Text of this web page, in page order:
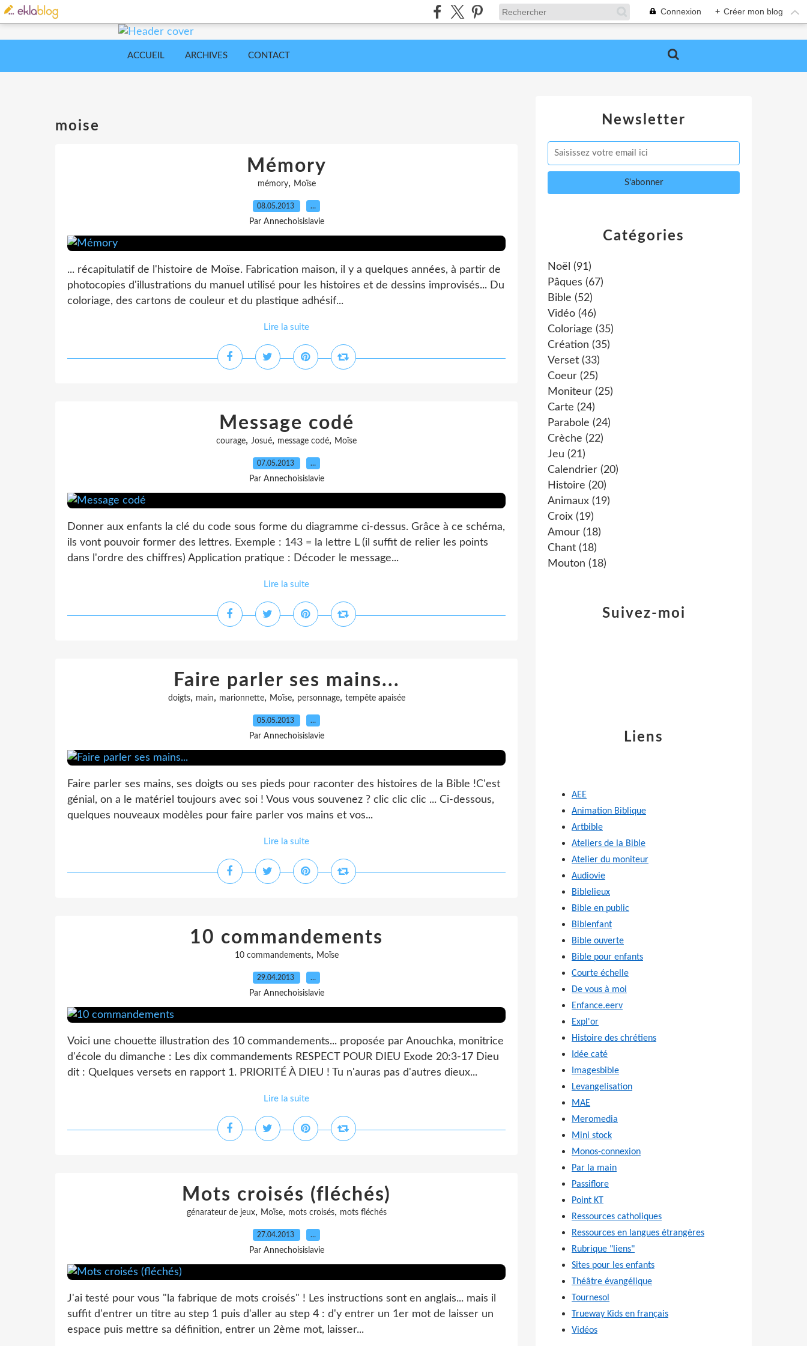
Connexion + Créer mon blog
ACCUEIL ARCHIVES CONTACT
moise
Mémory
mémory, Moïse
08.05.2013 …
Par Annechoisislavie
... récapitulatif de l'histoire de Moïse. Fabrication maison, il y a quelques années, à partir de
photocopies d'illustrations du manuel utilisé pour les histoires et de dessins improvisés... Du
coloriage, des cartons de couleur et du plastique adhésif...
Lire la suite
Message codé
courage, Josué, message codé, Moïse
07.05.2013 …
Par Annechoisislavie
Donner aux enfants la clé du code sous forme du diagramme ci-dessus. Grâce à ce schéma,
ils vont pouvoir former des lettres. Exemple : 143 = la lettre L (il suffit de relier les points
dans l'ordre des chiffres) Application pratique : Décoder le message...
Lire la suite
Faire parler ses mains...
doigts, main, marionnette, Moïse, personnage, tempête apaisée
05.05.2013 …
Par Annechoisislavie
Faire parler ses mains, ses doigts ou ses pieds pour raconter des histoires de la Bible !C'est
génial, on a le matériel toujours avec soi ! Vous vous souvenez ? clic clic clic ... Ci-dessous,
quelques nouveaux modèles pour faire parler vos mains et vos...
Lire la suite
10 commandements
10 commandements, Moïse
29.04.2013 …
Par Annechoisislavie
Voici une chouette illustration des 10 commandements... proposée par Anouchka, monitrice
d'école du dimanche : Les dix commandements RESPECT POUR DIEU Exode 20:3-17 Dieu
dit : Quelques versets en rapport 1. PRIORITÉ À DIEU ! Tu n'auras pas d'autres dieux...
Lire la suite
Mots croisés (fléchés)
génarateur de jeux, Moïse, mots croisés, mots fléchés
27.04.2013 …
Par Annechoisislavie
J'ai testé pour vous "la fabrique de mots croisés" ! Les instructions sont en anglais... mais il
suffit d'entrer un titre au step 1 puis d'aller au step 4 : d'y entrer un 1er mot de laisser un
espace puis mettre sa définition, entrer un 2ème mot, laisser...
Newsletter
Catégories
Noël (91)
Pâques (67)
Bible (52)
Vidéo (46)
Coloriage (35)
Création (35)
Verset (33)
Coeur (25)
Moniteur (25)
Carte (24)
Parabole (24)
Crèche (22)
Jeu (21)
Calendrier (20)
Histoire (20)
Animaux (19)
Croix (19)
Amour (18)
Chant (18)
Mouton (18)
Suivez-moi
Liens
AEE
Animation Biblique
Artbible
Ateliers de la Bible
Atelier du moniteur
Audiovie
Biblelieux
Bible en public
Biblenfant
Bible ouverte
Bible pour enfants
Courte échelle
De vous à moi
Enfance.eerv
Expl'or
Histoire des chrétiens
Idée caté
Imagesbible
Levangelisation
MAE
Meromedia
Mini stock
Monos-connexion
Par la main
Passiflore
Point KT
Ressources catholiques
Ressources en langues étrangères
Rubrique "liens"
Sites pour les enfants
Théâtre évangélique
Tournesol
Trueway Kids en français
Vidéos